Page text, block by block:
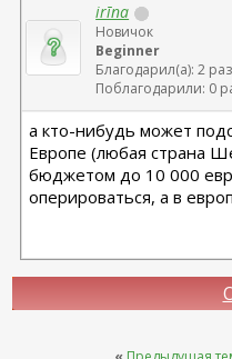
irīna
Новичок
Beginner
Благодарил(а): 2
Поблагодарили: 0
а кто-нибудь может
Европе (любая страна
бюджетом до 10 000
оперироваться, а в